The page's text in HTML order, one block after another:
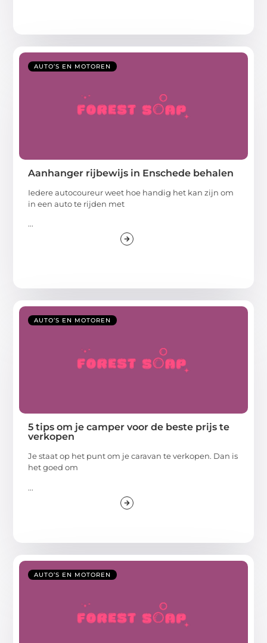
AUTO’S EN MOTOREN
Aanhanger rijbewijs in Enschede behalen
Iedere autocoureur weet hoe handig het kan zijn om
in een auto te rijden met
...
AUTO’S EN MOTOREN
5 tips om je camper voor de beste prijs te
verkopen
Je staat op het punt om je caravan te verkopen. Dan is
het goed om
...
AUTO’S EN MOTOREN